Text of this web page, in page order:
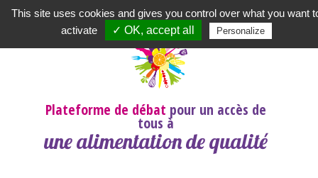
Plateforme de débat pour un accès de
tous à
une alimentation de qualité
Newsletter|A propos|Contact| | |
This site uses cookies and gives you control over what you want
activate
✓ OK, accept all Personalize